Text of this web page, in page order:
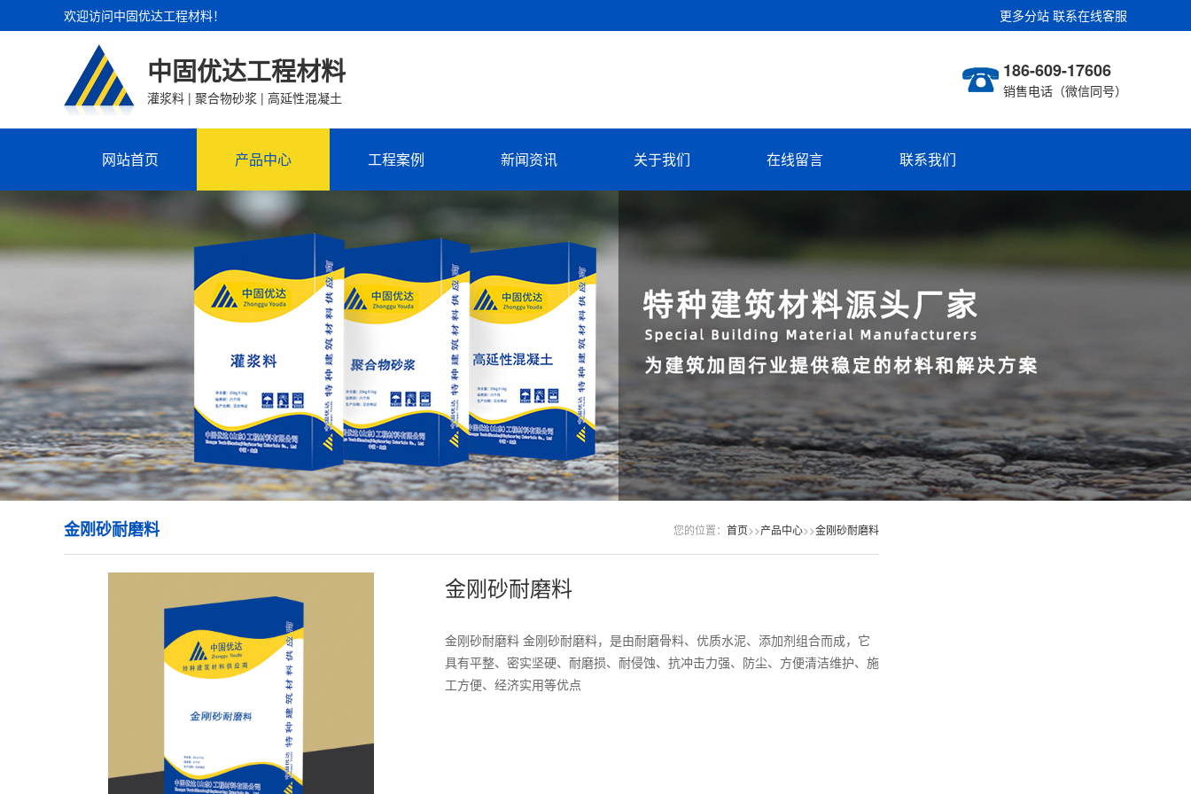
更多分站 联系在线客服
欢迎访问中固优达工程材料！
中固优达工程材料
灌浆料 | 聚合物砂浆 | 高延性混凝土
186-609-17606
销售电话（微信同号）
网站首页 产品中心 工程案例 新闻资讯 关于我们 在线留言 联系我们
您的位置： 首页>>产品中心>>金刚砂耐磨料
金刚砂耐磨料
金刚砂耐磨料
金刚砂耐磨料 金刚砂耐磨料，是由耐磨骨料、优质水泥、添加剂组合而成，它
具有平整、密实坚硬、耐磨损、耐侵蚀、抗冲击力强、防尘、方便清洁维护、施
工方便、经济实用等优点